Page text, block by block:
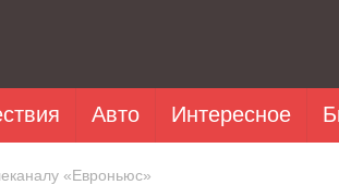
Авто Интересное
«Евроньюс»